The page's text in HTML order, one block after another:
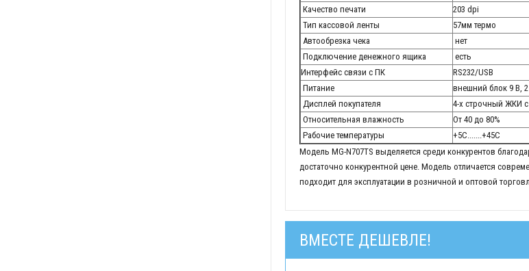
Качество печати
203 dpi
Тип кассовой ленты
57мм термо
Автообрезка чека
нет
Подключение денежного ящика
есть
Интерфейс связи с ПК
RS232/USB
Питание
внешний блок 9 В,
Дисплей покупателя
4-х строчный ЖКИ с
Относительная влажность
От 40 до 80%
Рабочие температуры
+5С.......+45С
Модель MG-N707TS выделяется среди конкурентов
достаточно конкурентной цене. Модель отличается
подходит для эксплуатации в розничной и оптовой
ВМЕСТЕ ДЕШЕВЛЕ!